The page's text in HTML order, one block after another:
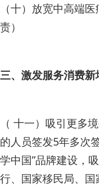
（十）放宽中高端
责）
三、激发服务消费新
（ 十一）吸引更多
的人员签发5年多次
学中国”品牌建设，
行、国家移民局、